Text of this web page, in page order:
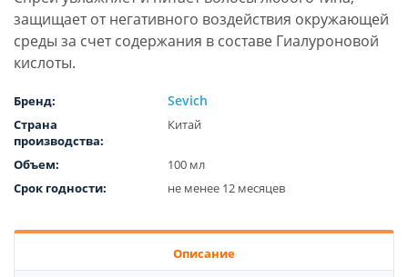
защищает от негативного воздействия окружающей
среды за счет содержания в составе Гиалуроновой
кислоты.
Бренд: Sevich
Страна
производства:
Китай
Объем:
100 мл
Срок годности:
не менее 12 месяцев
Описание